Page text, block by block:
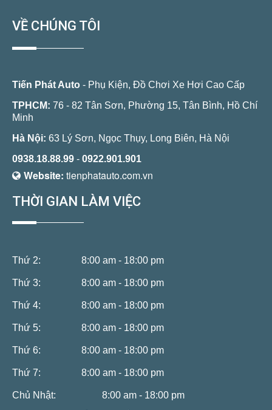
VỀ CHÚNG TÔI
Tiến Phát Auto - Phụ Kiện, Đồ Chơi Xe Hơi Cao Cấp
TPHCM: 76 - 82 Tân Sơn, Phường 15, Tân Bình, Hồ Chí
Minh
Hà Nội: 63 Lý Sơn, Ngọc Thụy, Long Biên, Hà Nội
0938.18.88.99 - 0922.901.901
Website: tienphatauto.com.vn
THỜI GIAN LÀM VIỆC
Thứ 2: 8:00 am - 18:00 pm
Thứ 3: 8:00 am - 18:00 pm
Thứ 4: 8:00 am - 18:00 pm
Thứ 5: 8:00 am - 18:00 pm
Thứ 6: 8:00 am - 18:00 pm
Thứ 7: 8:00 am - 18:00 pm
Chủ Nhật: 8:00 am - 18:00 pm